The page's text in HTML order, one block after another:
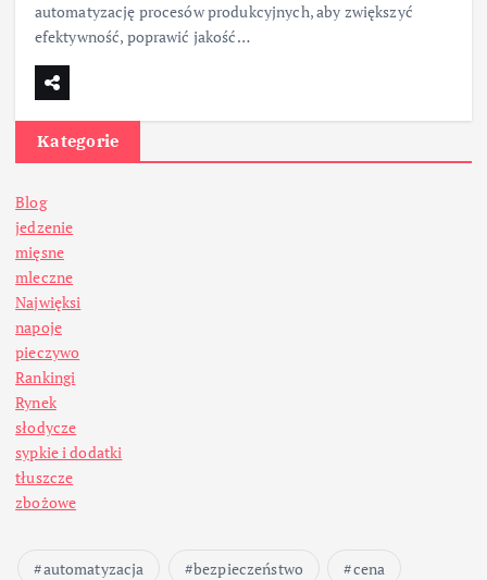
automatyzację procesów produkcyjnych, aby zwiększyć
efektywność, poprawić jakość…
Kategorie
Blog
jedzenie
mięsne
mleczne
Najwięksi
napoje
pieczywo
Rankingi
Rynek
słodycze
sypkie i dodatki
tłuszcze
zbożowe
automatyzacja bezpieczeństwo
cena